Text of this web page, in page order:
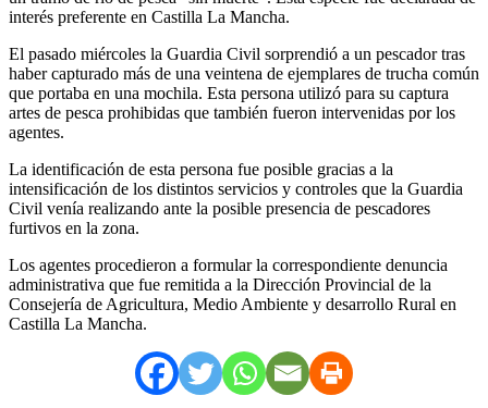
interés preferente en Castilla La Mancha.
El pasado miércoles la Guardia Civil sorprendió a un pescador tras
haber capturado más de una veintena de ejemplares de trucha común
que portaba en una mochila. Esta persona utilizó para su captura
artes de pesca prohibidas que también fueron intervenidas por los
agentes.
La identificación de esta persona fue posible gracias a la
intensificación de los distintos servicios y controles que la Guardia
Civil venía realizando ante la posible presencia de pescadores
furtivos en la zona.
Los agentes procedieron a formular la correspondiente denuncia
administrativa que fue remitida a la Dirección Provincial de la
Consejería de Agricultura, Medio Ambiente y desarrollo Rural en
Castilla La Mancha.